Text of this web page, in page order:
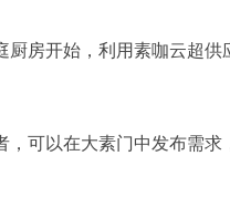
房开始，利用素咖云超
可以在大素门中发布需求